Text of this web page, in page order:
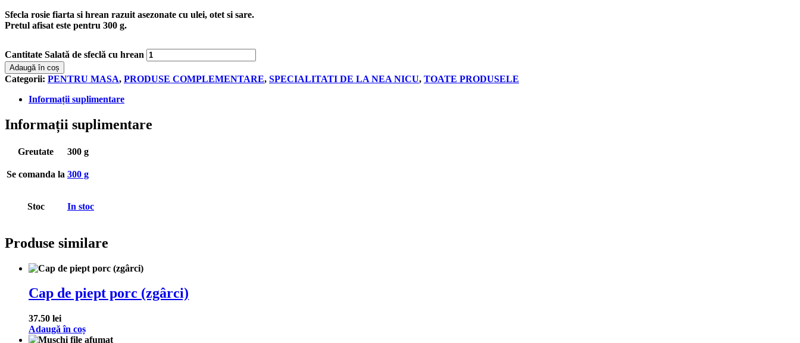
Sfecla rosie fiarta si hrean razuit asezonate cu ulei, otet si sare.
Pretul afisat este pentru 300 g.
Cantitate Salată de sfeclă cu hrean
Adaugă în coș
Categorii: PENTRU MASA, PRODUSE COMPLEMENTARE, SPECIALITATI DE LA NEA NICU, TOATE PRODUSELE
Informații suplimentare
Informații suplimentare
Greutate 300 g
Se comanda la 300 g
Stoc In stoc
Produse similare
Cap de piept porc (zgârci)
37.50 lei
Adaugă în coș